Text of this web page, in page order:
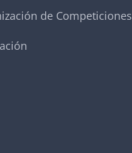
de Competiciones